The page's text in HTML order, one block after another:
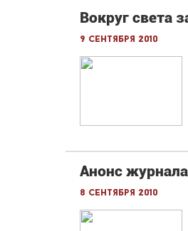
Вокруг света
9 сентября 2010
Анонс
8 сентября 2010